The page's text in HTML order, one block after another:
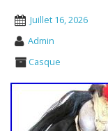
Juillet 16, 2026
Admin
Casque